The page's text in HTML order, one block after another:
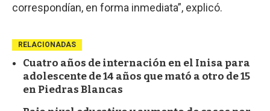
correspondían, en forma inmediata”, explicó.
RELACIONADAS
Cuatro años de internación en el Inisa para
adolescente de 14 años que mató a otro de 15
en Piedras Blancas